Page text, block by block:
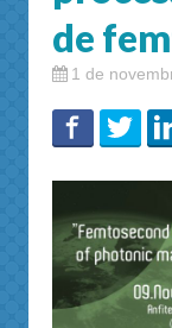
de
1 de